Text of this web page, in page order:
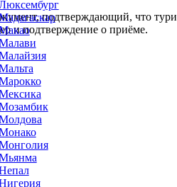
подтверждающий, что
и подтверждение о приёме.